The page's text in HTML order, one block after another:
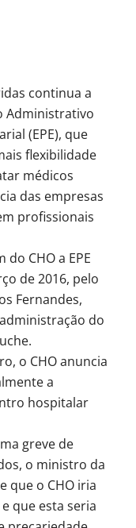
continua a
Administrativo
(EPE), que
flexibilidade
médicos
das empresas
profissionais
CHO a EPE
de 2016, pelo
Fernandes,
do
o CHO anuncia
a
hospitalar
greve de
o ministro da
que o CHO iria
que esta seria